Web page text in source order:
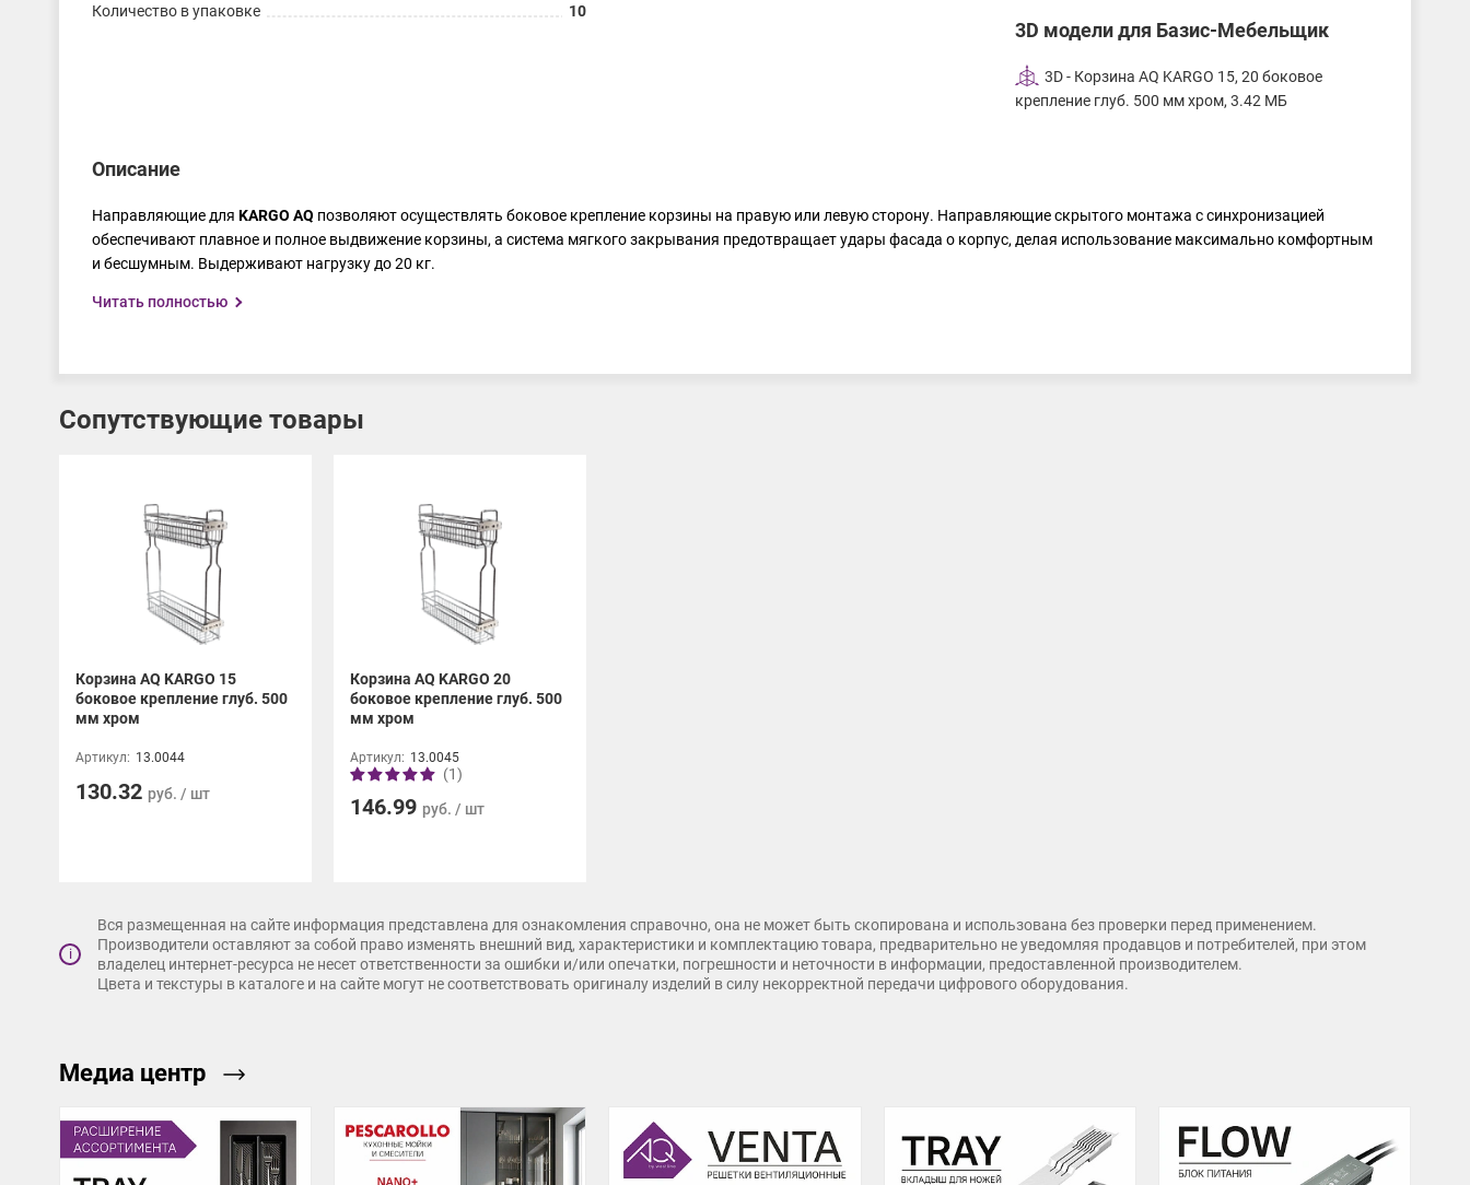
Количество в упаковке
10
3D модели для Базис-Мебельщик
3D - Корзина AQ KARGO 15, 20 боковое
крепление глуб. 500 мм хром, 3.42 МБ
Описание
Направляющие для KARGO AQ позволяют осуществлять боковое крепление корзины на правую или левую сторону. Направляющие скрытого монтажа с синхронизацией
обеспечивают плавное и полное выдвижение корзины, а система мягкого закрывания предотвращает удары фасада о корпус, делая использование максимально комфортным
и бесшумным. Выдерживают нагрузку до 20 кг.
Читать полностью
Сопутствующие товары
Корзина AQ KARGO 15
боковое крепление глуб. 500
мм хром
Артикул: 13.0044
130.32 руб. / шт
Корзина AQ KARGO 20
боковое крепление глуб. 500
мм хром
Артикул: 13.0045
(1)
146.99 руб. / шт
i
Вся размещенная на сайте информация представлена для ознакомления справочно, она не может быть скопирована и использована без проверки перед применением.
Производители оставляют за собой право изменять внешний вид, характеристики и комплектацию товара, предварительно не уведомляя продавцов и потребителей, при этом
владелец интернет-ресурса не несет ответственности за ошибки и/или опечатки, погрешности и неточности в информации, предоставленной производителем.
Цвета и текстуры в каталоге и на сайте могут не соответствовать оригиналу изделий в силу некорректной передачи цифрового оборудования.
Медиа центр